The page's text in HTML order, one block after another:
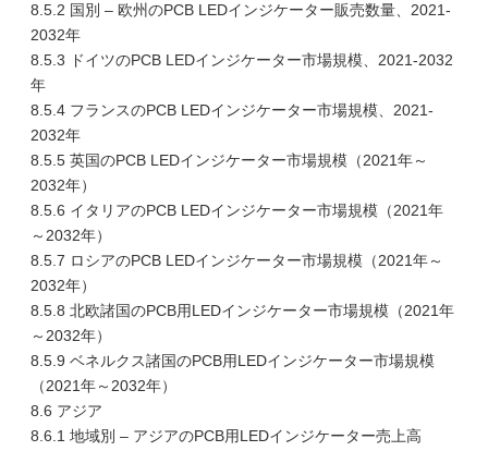
8.5.2 国別 – 欧州のPCB LEDインジケーター販売数量、2021-
2032年
8.5.3 ドイツのPCB LEDインジケーター市場規模、2021-2032
年
8.5.4 フランスのPCB LEDインジケーター市場規模、2021-
2032年
8.5.5 英国のPCB LEDインジケーター市場規模（2021年～
2032年）
8.5.6 イタリアのPCB LEDインジケーター市場規模（2021年
～2032年）
8.5.7 ロシアのPCB LEDインジケーター市場規模（2021年～
2032年）
8.5.8 北欧諸国のPCB用LEDインジケーター市場規模（2021年
～2032年）
8.5.9 ベネルクス諸国のPCB用LEDインジケーター市場規模
（2021年～2032年）
8.6 アジア
8.6.1 地域別 – アジアのPCB用LEDインジケーター売上高